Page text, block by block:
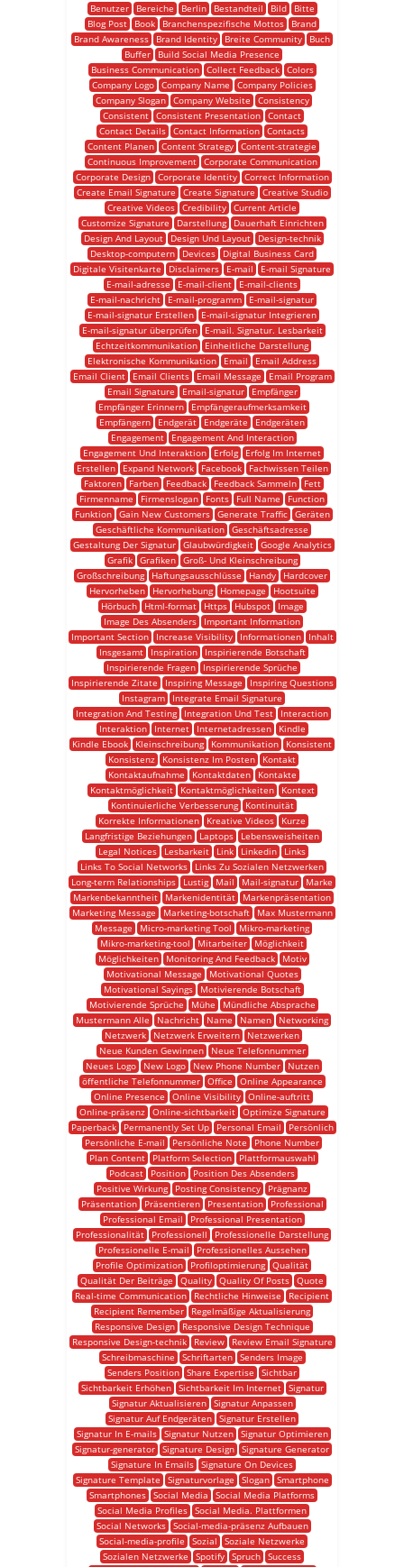
Benutzer
Bereiche Berlin Bestandteil Bild
Bitte
Blog Post
Book Branchenspezifische Mottos
Brand
Brand Awareness
Brand Identity Breite Community
Buch
Buffer
Build Social Media Presence
Business Communication
Collect Feedback
Colors
Company Logo
Company Name
Company Policies
Company Slogan
Company Website
Consistency
Consistent Consistent Presentation Contact
Contact Details Contact Information Contacts
Content Planen Content Strategy Content-strategie
Continuous Improvement
Corporate Communication
Corporate Design
Corporate Identity
Correct Information
Create Email Signature
Create Signature
Creative Studio
Creative Videos Credibility Current Article
Customize Signature
Darstellung
Dauerhaft Einrichten
Design And Layout
Design Und Layout
Design-technik
Desktop-computern
Devices
Digital Business Card
Digitale Visitenkarte
Disclaimers E-mail
E-mail Signature
E-mail-adresse
E-mail-client
E-mail-clients
E-mail-nachricht
E-mail-programm
E-mail-signatur
E-mail-signatur Erstellen
E-mail-signatur Integrieren
E-mail-signatur überprüfen
E-mail. Signatur. Lesbarkeit
Echtzeitkommunikation
Einheitliche Darstellung
Elektronische Kommunikation
Email
Email Address
Email Client
Email Clients Email Message
Email Program
Email Signature
Email-signatur
Empfänger
Empfänger Erinnern
Empfängeraufmerksamkeit
Empfängern
Endgerät Endgeräte
Endgeräten
Engagement
Engagement And Interaction
Engagement Und Interaktion
Erfolg
Erfolg Im Internet
Erstellen
Expand Network Facebook
Fachwissen Teilen
Faktoren
Farben Feedback Feedback Sammeln
Fett
Firmenname
Firmenslogan Fonts Full Name
Function
Funktion
Gain New Customers Generate Traffic
Geräten
Geschäftliche Kommunikation Geschäftsadresse
Gestaltung Der Signatur
Glaubwürdigkeit
Google Analytics
Grafik
Grafiken
Groß- Und Kleinschreibung
Großschreibung
Haftungsausschlüsse Handy
Hardcover
Hervorheben
Hervorhebung Homepage
Hootsuite
Hörbuch
Html-format Https Hubspot
Image
Image Des Absenders
Important Information
Important Section
Increase Visibility Informationen
Inhalt
Insgesamt
Inspiration
Inspirierende Botschaft
Inspirierende Fragen
Inspirierende Sprüche
Inspirierende Zitate
Inspiring Message
Inspiring Questions
Instagram
Integrate Email Signature
Integration And Testing
Integration Und Test
Interaction
Interaktion
Internet Internetadressen
Kindle
Kindle Ebook
Kleinschreibung Kommunikation
Konsistent
Konsistenz
Konsistenz Im Posten
Kontakt
Kontaktaufnahme
Kontaktdaten
Kontakte
Kontaktmöglichkeit
Kontaktmöglichkeiten
Kontext
Kontinuierliche Verbesserung
Kontinuität
Korrekte Informationen
Kreative Videos
Kurze
Langfristige Beziehungen
Laptops
Lebensweisheiten
Legal Notices
Lesbarkeit Link Linkedin
Links
Links To Social Networks
Links Zu Sozialen Netzwerken
Long-term Relationships
Lustig Mail Mail-signatur
Marke
Markenbekanntheit
Markenidentität
Markenpräsentation
Marketing Message
Marketing-botschaft
Max Mustermann
Message
Micro-marketing Tool
Mikro-marketing
Mikro-marketing-tool
Mitarbeiter
Möglichkeit
Möglichkeiten
Monitoring And Feedback
Motiv
Motivational Message
Motivational Quotes
Motivational Sayings
Motivierende Botschaft
Motivierende Sprüche
Mühe
Mündliche Absprache
Mustermann Alle
Nachricht Name Namen
Networking
Netzwerk
Netzwerk Erweitern
Netzwerken
Neue Kunden Gewinnen
Neue Telefonnummer
Neues Logo
New Logo New Phone Number
Nutzen
öffentliche Telefonnummer
Office
Online Appearance
Online Presence
Online Visibility Online-auftritt
Online-präsenz
Online-sichtbarkeit
Optimize Signature
Paperback
Permanently Set Up Personal Email
Persönlich
Persönliche E-mail
Persönliche Note
Phone Number
Plan Content
Platform Selection
Plattformauswahl
Podcast
Position
Position Des Absenders
Positive Wirkung
Posting Consistency
Prägnanz
Präsentation
Präsentieren Presentation
Professional
Professional Email
Professional Presentation
Professionalität
Professionell
Professionelle Darstellung
Professionelle E-mail
Professionelles Aussehen
Profile Optimization
Profiloptimierung Qualität
Qualität Der Beiträge
Quality Quality Of Posts Quote
Real-time Communication
Rechtliche Hinweise
Recipient
Recipient Remember
Regelmäßige Aktualisierung
Responsive Design
Responsive Design Technique
Responsive Design-technik
Review
Review Email Signature
Schreibmaschine
Schriftarten
Senders Image
Senders Position Share Expertise
Sichtbar
Sichtbarkeit Erhöhen
Sichtbarkeit Im Internet
Signatur
Signatur Aktualisieren
Signatur Anpassen
Signatur Auf Endgeräten Signatur Erstellen
Signatur In E-mails
Signatur Nutzen
Signatur Optimieren
Signatur-generator Signature Design Signature Generator
Signature In Emails Signature On Devices
Signature Template
Signaturvorlage Slogan
Smartphone
Smartphones Social Media
Social Media Platforms
Social Media Profiles Social Media. Plattformen
Social Networks
Social-media-präsenz Aufbauen
Social-media-profile
Sozial
Soziale Netzwerke
Sozialen Netzwerke
Spotify Spruch Success